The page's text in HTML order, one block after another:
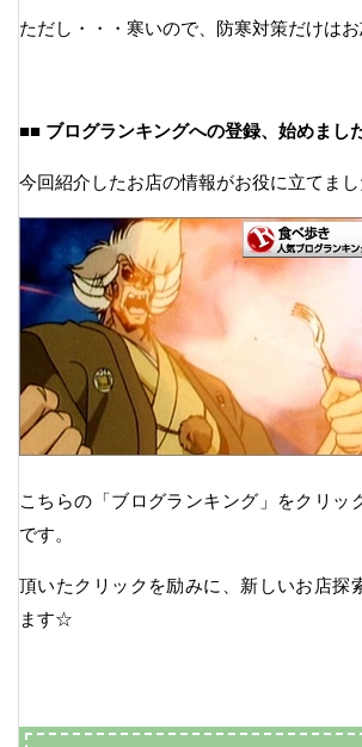
ただし・・・寒いので、防寒対策だけはお
■■ ブログランキングへの登録、始めまし
今回紹介したお店の情報がお役に立てまし
こちらの「ブログランキング」をクリッ
です。
頂いたクリックを励みに、新しいお店探
ます☆